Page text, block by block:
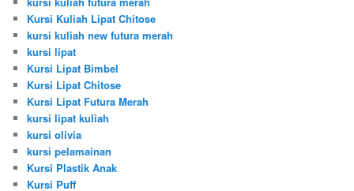
Kursi Kuliah Lipat Chitose
kursi kuliah new futura merah
kursi lipat
Kursi Lipat Bimbel
Kursi Lipat Chitose
Kursi Lipat Futura Merah
kursi lipat kuliah
kursi olivia
kursi pelamainan
Kursi Plastik Anak
Kursi Puff